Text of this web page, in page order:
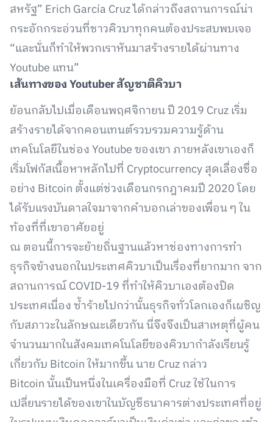
สหรัฐ” Erich García Cruz ได้กล่าวถึงสถานการณ์น่า
กระอักกระอ่วนที่ชาวคิวบาทุกคนต้องประสบพบเจอ
“และนั่นก็ทำให้พวกเราหันมาสร้างรายได้ผ่านทาง
Youtube แทน”
เส้นทางของ Youtuber สัญชาติคิวบา
ย้อนกลับไปเมื่อเดือนพฤศจิกายน ปี 2019 Cruz เริ่ม
สร้างรายได้จากคอนเทนต์รวบรวมความรู้ด้าน
เทคโนโลยีในช่อง Youtube ของเขา ภายหลังเขาเองก็
เริ่มโฟกัสเนื้อหาหลักไปที่ Cryptocurrency สุดเลื่องชื่อ
อย่าง Bitcoin ตั้งแต่ช่วงเดือนกรกฎาคมปี 2020 โดย
ได้รับแรงบันดาลใจมาจากคำบอกเล่าของเพื่อน ๆ ใน
ท้องที่ที่เขาอาศัยอยู่
ณ ตอนนี้การจะย้ายถิ่นฐานแล้วหาช่องทางการทำ
ธุรกิจข้างนอกในประเทศคิวบาเป็นเรื่องที่ยากมาก จาก
สถานการณ์ COVID-19 ที่ทำให้คิวบาเองต้องปิด
ประเทศเนื่อง ซ้ำร้ายไปกว่านั้นธุรกิจทั่วโลกเองก็เผชิญ
กับสภาวะในลักษณะเดียวกัน นี่จึงจึงเป็นสาเหตุที่ผู้คน
จำนวนมากในสังคมเทคโนโลยีของคิวบากำลังเรียนรู้
เกี่ยวกับ Bitcoin ให้มากขึ้น นาย Cruz กล่าว
Bitcoin นั้นเป็นหนึ่งในเครื่องมือที่ Cruz ใช้ในการ
เปลี่ยนรายได้ของเขาในบัญชีธนาคารต่างประเทศที่อยู่